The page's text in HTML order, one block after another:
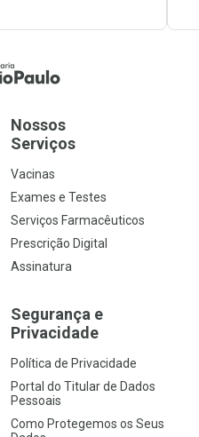
Nossos
Serviços
Vacinas
Exames e Testes
Serviços Farmacêuticos
Prescrição Digital
Assinatura
Segurança e
Privacidade
Política de Privacidade
Portal do Titular de Dados
Pessoais
Como Protegemos os Seus